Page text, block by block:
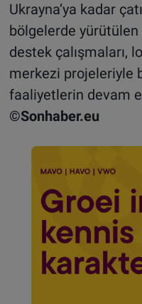
Ukrayna’ya kadar
bölgelerde yürütülen
destek çalışmaları,
merkezi projeleriyle
faaliyetlerin devam
©Sonhaber.eu